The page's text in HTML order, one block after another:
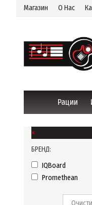
Магазин О Нас
Рации
×
БРЕНД:
IQBoard
Promethean